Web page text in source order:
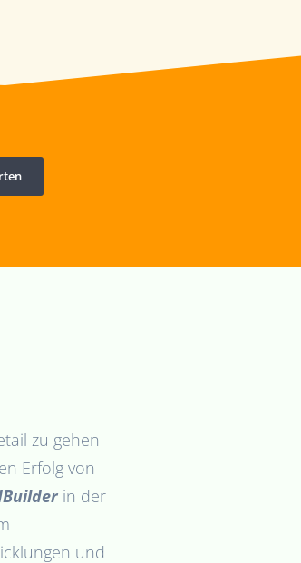
zu gehen
Erfolg von
in der
und